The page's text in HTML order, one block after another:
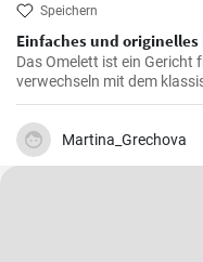
Speichern
Einfaches und
Das Omelett ist ein Gericht
verwechseln mit dem
Martina_Grechova